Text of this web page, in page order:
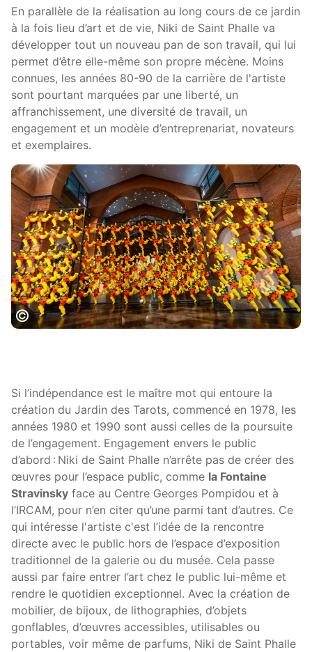
En parallèle de la réalisation au long cours de ce jardin
à la fois lieu d’art et de vie, Niki de Saint Phalle va
développer tout un nouveau pan de son travail, qui lui
permet d’être elle-même son propre mécène. Moins
connues, les années 80-90 de la carrière de l'artiste
sont pourtant marquées par une liberté, un
affranchissement, une diversité de travail, un
engagement et un modèle d’entreprenariat, novateurs
et exemplaires.
Si l’indépendance est le maître mot qui entoure la
création du Jardin des Tarots, commencé en 1978, les
années 1980 et 1990 sont aussi celles de la poursuite
de l’engagement. Engagement envers le public
d’abord : Niki de Saint Phalle n’arrête pas de créer des
œuvres pour l’espace public, comme la Fontaine
Stravinsky face au Centre Georges Pompidou et à
l’IRCAM, pour n’en citer qu’une parmi tant d’autres. Ce
qui intéresse l'artiste c'est l’idée de la rencontre
directe avec le public hors de l’espace d’exposition
traditionnel de la galerie ou du musée. Cela passe
aussi par faire entrer l’art chez le public lui-même et
rendre le quotidien exceptionnel. Avec la création de
mobilier, de bijoux, de lithographies, d’objets
gonflables, d’œuvres accessibles, utilisables ou
portables, voir même de parfums, Niki de Saint Phalle